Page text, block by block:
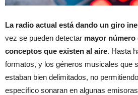
La radio actual está dando un giro
vez se pueden detectar mayor
conceptos que existen al aire. Hasta
formatos, y los géneros musicales que
estaban bien delimitados, no
específico sonaran en algunas